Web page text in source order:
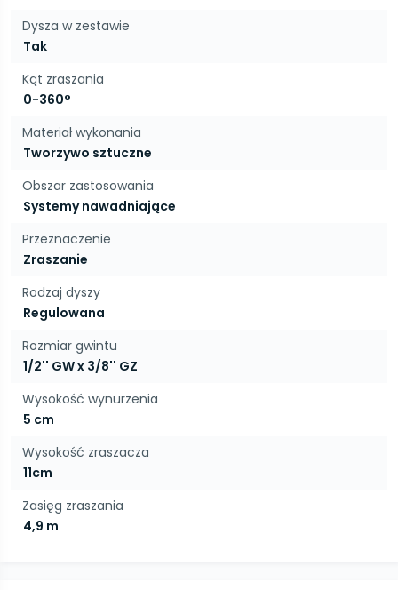
Dysza w zestawie
Tak
Kąt zraszania
0-360°
Materiał wykonania
Tworzywo sztuczne
Obszar zastosowania
Systemy nawadniające
Przeznaczenie
Zraszanie
Rodzaj dyszy
Regulowana
Rozmiar gwintu
1/2'' GW x 3/8'' GZ
Wysokość wynurzenia
5 cm
Wysokość zraszacza
11cm
Zasięg zraszania
4,9 m